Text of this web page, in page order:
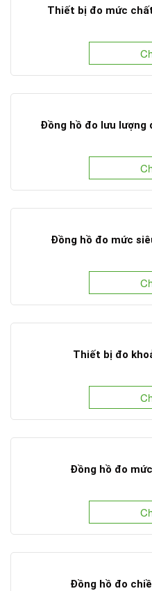
Thiết bị đo mức
Đồng hồ đo lưu lượng
Đồng hồ đo mức
Thiết bị đo
Đồng hồ đo
Đồng hồ đo